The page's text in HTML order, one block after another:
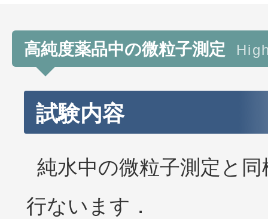
高純度薬品中の微粒子測定
試験内容
純水中の微粒子測定と
行ないます．